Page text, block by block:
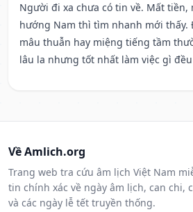
Người đi xa chưa có tin về. Mất tiền,
hướng Nam thì tìm nhanh mới thấy.
mâu thuẫn hay miệng tiếng tầm
lâu la nhưng tốt nhất làm việc gì
Về Amlich.org
Trang web tra cứu âm lịch Việt Nam
tin chính xác về ngày âm lịch, can chi,
và các ngày lễ tết truyền thống.